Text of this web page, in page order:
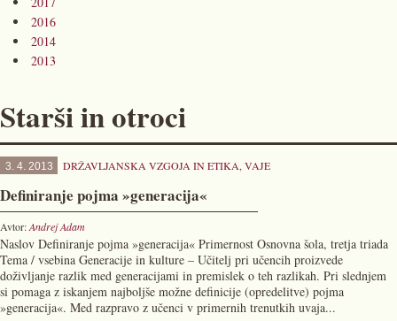
2016
2014
2013
Starši in otroci
3. 4. 2013 DRŽAVLJANSKA VZGOJA IN ETIKA, VAJE
Definiranje pojma »generacija«
Avtor:Andrej Adam
Naslov Definiranje pojma »generacija« Primernost Osnovna šola, tretja triada
Tema / vsebina Generacije in kulture – Učitelj pri učencih proizvede
doživljanje razlik med generacijami in premislek o teh razlikah. Pri slednjem
si pomaga z iskanjem najboljše možne definicije (opredelitve) pojma
»generacija«. Med razpravo z učenci v primernih trenutkih uvaja...